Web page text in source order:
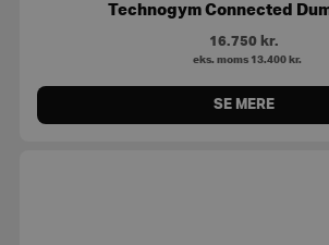
Technogym Connected
16.750 kr.
eks. moms 13.400 kr.
SE MERE